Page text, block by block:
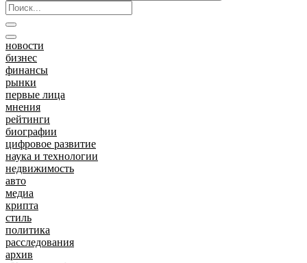
новости
бизнес
финансы
рынки
первые лица
мнения
рейтинги
биографии
цифровое развитие
наука и технологии
недвижимость
авто
медиа
крипта
стиль
политика
расследования
архив